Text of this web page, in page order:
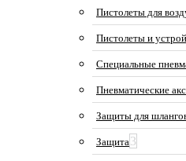
Пистолеты для
Пистолеты и
Специальные
Пневматические
Защиты для
Защита3